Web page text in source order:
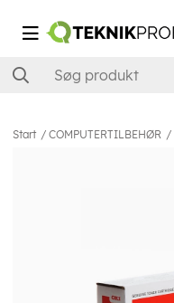
Start COMPUTERTILBEHØR